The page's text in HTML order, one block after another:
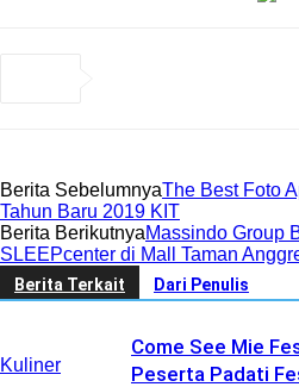
Berita SebelumnyaThe Best Foto
Tahun Baru 2019 KIT
Berita BerikutnyaMassindo Group
SLEEPcenter di Mall Taman
Berita Terkait Dari Penulis
Kuliner
Come See Mie
Peserta Padati